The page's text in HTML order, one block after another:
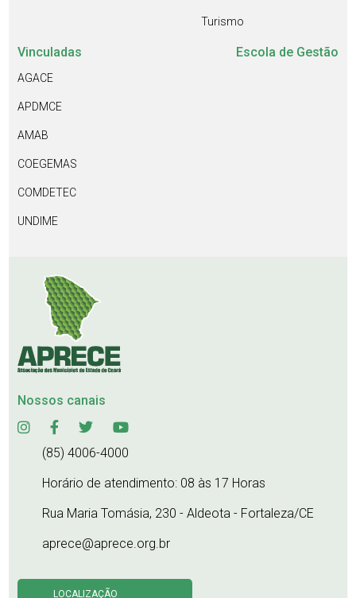
Turismo
Vinculadas
AGACE
APDMCE
AMAB
COEGEMAS
COMDETEC
UNDIME
Escola de Gestão
Nossos canais
(85) 4006-4000
Horário de atendimento: 08 às 17 Horas
Rua Maria Tomásia, 230 - Aldeota - Fortaleza/CE
aprece@aprece.org.br
LOCALIZAÇÃO